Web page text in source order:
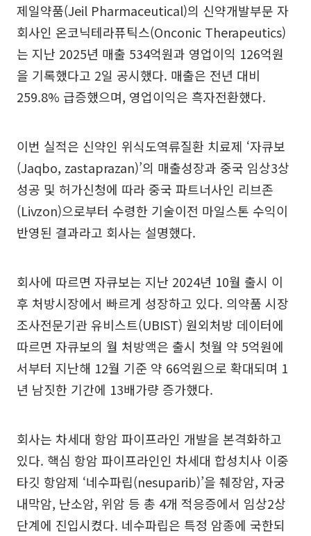
제일약품(Jeil Pharmaceutical)의 신약개발부문 자
회사인 온코닉테라퓨틱스(Onconic Therapeutics)
는 지난 2025년 매출 534억원과 영업이익 126억원
을 기록했다고 2일 공시했다. 매출은 전년 대비
259.8% 급증했으며, 영업이익은 흑자전환했다.
이번 실적은 신약인 위식도역류질환 치료제 ‘자큐보
(Jaqbo, zastaprazan)’의 매출성장과 중국 임상3상
성공 및 허가신청에 따라 중국 파트너사인 리브존
(Livzon)으로부터 수령한 기술이전 마일스톤 수익이
반영된 결과라고 회사는 설명했다.
회사에 따르면 자큐보는 지난 2024년 10월 출시 이
후 처방시장에서 빠르게 성장하고 있다. 의약품 시장
조사전문기관 유비스트(UBIST) 원외처방 데이터에
따르면 자큐보의 월 처방액은 출시 첫월 약 5억원에
서부터 지난해 12월 기준 약 66억원으로 확대되며 1
년 남짓한 기간에 13배가량 증가했다.
회사는 차세대 항암 파이프라인 개발을 본격화하고
있다. 핵심 항암 파이프라인인 차세대 합성치사 이중
타깃 항암제 ‘네수파립(nesuparib)’을 췌장암, 자궁
내막암, 난소암, 위암 등 총 4개 적응증에서 임상2상
단계에 진입시켰다. 네수파립은 특정 암종에 국한되